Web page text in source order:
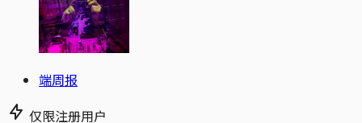
端周报
仅限注册用户